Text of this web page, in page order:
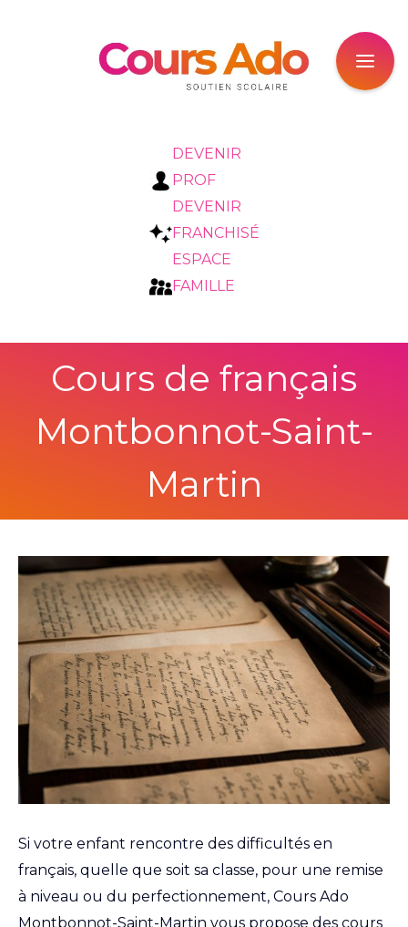
DEVENIR
PROF
DEVENIR
FRANCHISÉ
ESPACE
FAMILLE
Cours de français
Montbonnot-Saint-
Martin
Si votre enfant rencontre des difficultés en
français, quelle que soit sa classe, pour une remise
à niveau ou du perfectionnement, Cours Ado
Montbonnot-Saint-Martin vous propose des cours